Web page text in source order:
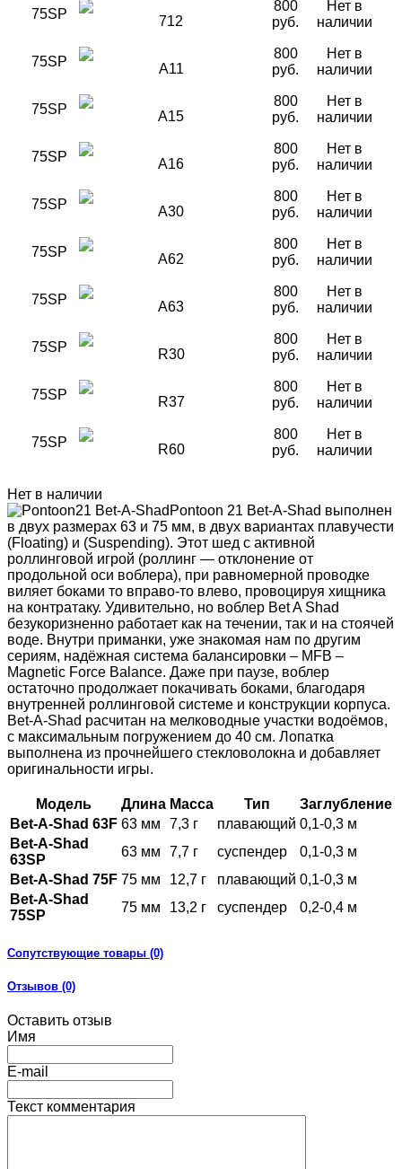
75SP 712
800
руб.
Нет в
наличии
75SP A11
800
руб.
Нет в
наличии
75SP A15
800
руб.
Нет в
наличии
75SP A16
800
руб.
Нет в
наличии
75SP A30
800
руб.
Нет в
наличии
75SP A62
800
руб.
Нет в
наличии
75SP A63
800
руб.
Нет в
наличии
75SP R30
800
руб.
Нет в
наличии
75SP R37
800
руб.
Нет в
наличии
75SP R60
800
руб.
Нет в
наличии
Нет в наличии
Pontoon 21 Bet-A-Shad выполнен
в двух размерах 63 и 75 мм, в двух вариантах плавучести
(Floating) и (Suspending). Этот шед с активной
роллинговой игрой (роллинг — отклонение от
продольной оси воблера), при равномерной проводке
виляет боками то вправо-то влево, провоцируя хищника
на контратаку. Удивительно, но воблер Bet A Shad
безукоризненно работает как на течении, так и на стоячей
воде. Внутри приманки, уже знакомая нам по другим
сериям, надёжная система балансировки – MFB –
Magnetic Force Balance. Даже при паузе, воблер
остаточно продолжает покачивать боками, благодаря
внутренней роллинговой системе и конструкции корпуса.
Bet-A-Shad расчитан на мелководные участки водоёмов,
с максимальным погружением до 40 см. Лопатка
выполнена из прочнейшего стекловолокна и добавляет
оригинальности игры.
Модель Длина Масса Тип
Заглубление
Bet-A-Shad 63F 63 мм 7,3 г плавающий 0,1-0,3 м
Bet-A-Shad
63SP
63 мм 7,7 г суспендер
0,1-0,3 м
Bet-A-Shad 75F 75 мм 12,7 г плавающий 0,1-0,3 м
Bet-A-Shad
75SP
75 мм 13,2 г суспендер 0,2-0,4 м
Сопутствующие товары (0)
Отзывов (0)
Оставить отзыв
Имя
E-mail
Текст комментария